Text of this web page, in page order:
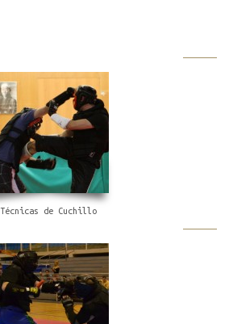
Técnicas de Cuchillo